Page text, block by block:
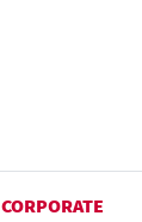
CORPORATE